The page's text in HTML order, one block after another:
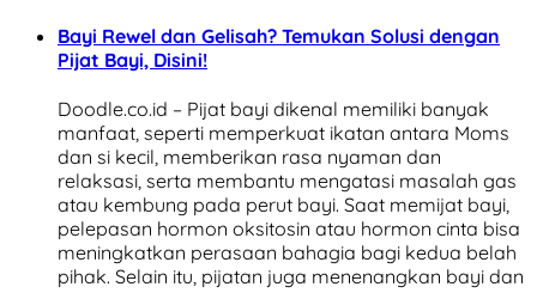
Bayi Rewel dan Gelisah? Temukan Solusi dengan
Pijat Bayi, Disini!
Doodle.co.id – Pijat bayi dikenal memiliki banyak
manfaat, seperti memperkuat ikatan antara Moms
dan si kecil, memberikan rasa nyaman dan
relaksasi, serta membantu mengatasi masalah gas
atau kembung pada perut bayi. Saat memijat bayi,
pelepasan hormon oksitosin atau hormon cinta bisa
meningkatkan perasaan bahagia bagi kedua belah
pihak. Selain itu, pijatan juga menenangkan bayi dan